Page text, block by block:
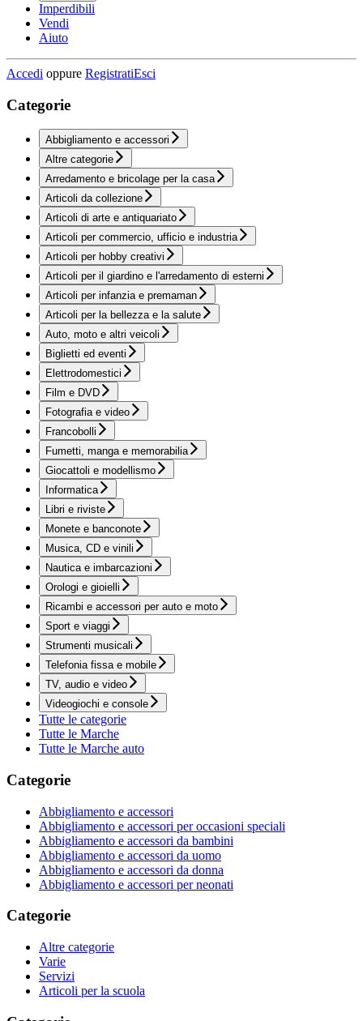
Imperdibili
Vendi
Aiuto
Accedi oppure RegistratiEsci
Categorie
Abbigliamento e accessori
Altre categorie
Arredamento e bricolage per la casa
Articoli da collezione
Articoli di arte e antiquariato
Articoli per commercio, ufficio e industria
Articoli per hobby creativi
Articoli per il giardino e l'arredamento di esterni
Articoli per infanzia e premaman
Articoli per la bellezza e la salute
Auto, moto e altri veicoli
Biglietti ed eventi
Elettrodomestici
Film e DVD
Fotografia e video
Francobolli
Fumetti, manga e memorabilia
Giocattoli e modellismo
Informatica
Libri e riviste
Monete e banconote
Musica, CD e vinili
Nautica e imbarcazioni
Orologi e gioielli
Ricambi e accessori per auto e moto
Sport e viaggi
Strumenti musicali
Telefonia fissa e mobile
TV, audio e video
Videogiochi e console
Tutte le categorie
Tutte le Marche
Tutte le Marche auto
Categorie
Abbigliamento e accessori
Abbigliamento e accessori per occasioni speciali
Abbigliamento e accessori da bambini
Abbigliamento e accessori da uomo
Abbigliamento e accessori da donna
Abbigliamento e accessori per neonati
Categorie
Altre categorie
Varie
Servizi
Articoli per la scuola